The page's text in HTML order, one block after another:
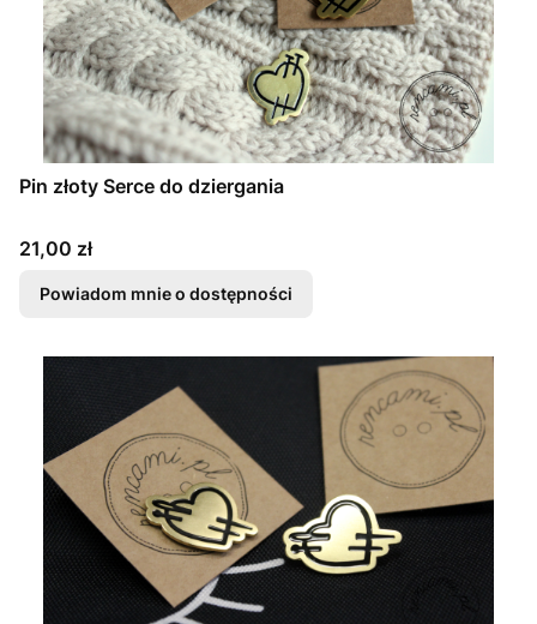
Pin złoty Serce do dziergania
Cena
21,00 zł
Powiadom mnie o dostępności